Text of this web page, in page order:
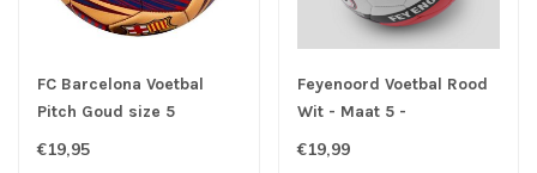
FC Barcelona Voetbal
Pitch Goud size 5
€19,95
Feyenoord Voetbal Rood
Wit - Maat 5 -
€19,99